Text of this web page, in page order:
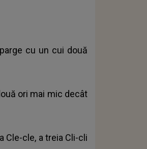
cu un cui două
ori mai mic decât
Cle-cle, a treia Cli-cli